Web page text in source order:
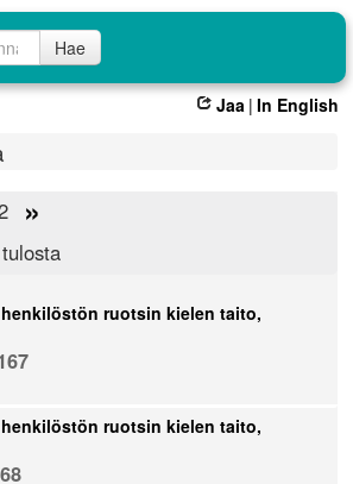
Hae
Jaa | In English
»
tulosta
ruotsin kielen taito,
ruotsin kielen taito,